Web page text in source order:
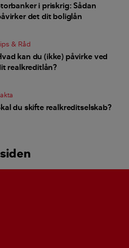
i priskrig: Sådan
det dit boliglån
& Råd
kan du (ikke) påvirke ved
realkreditlån?
du skifte realkreditselskab?